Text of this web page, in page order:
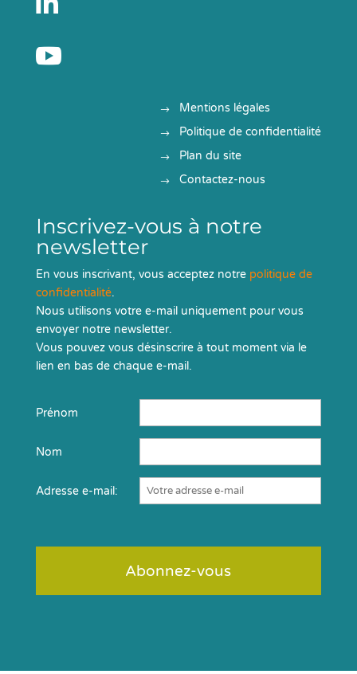

Mentions légales
Politique de confidentialité
Plan du site
Contactez-nous
Inscrivez-vous à notre
newsletter
En vous inscrivant, vous acceptez notre politique de
confidentialité.
Nous utilisons votre e-mail uniquement pour vous
envoyer notre newsletter.
Vous pouvez vous désinscrire à tout moment via le
lien en bas de chaque e-mail.
Prénom
Nom
Adresse e-mail: